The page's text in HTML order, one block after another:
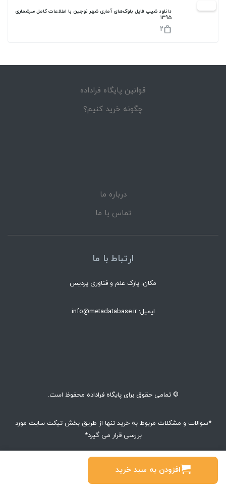
دانلود شیپ فایل بلوک‌های آماری شهر نوجین با اطلاعات کامل سرشماری
1395
2
افزودن به سبد خرید
قوانین پایگاه فراداده
چگونه خرید کنیم؟
درباره ما
تماس با ما
ارتباط با ما
مکان: پارک علم و فناوری پردیس
ایمیل: info@metadatabase.ir
© تمامی حقوق برای پایگاه فراداده محفوظ است.
*سوالات و مشکلات مربوط به خرید تنها از طریق بخش تیکت سایت مورد
بررسی قرار می گیرد*
© تمام حقوق محفوظ است.